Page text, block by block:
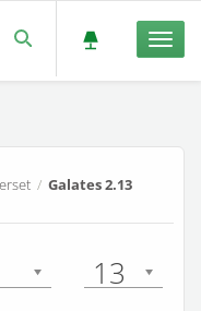
/ Galates 2.13
13